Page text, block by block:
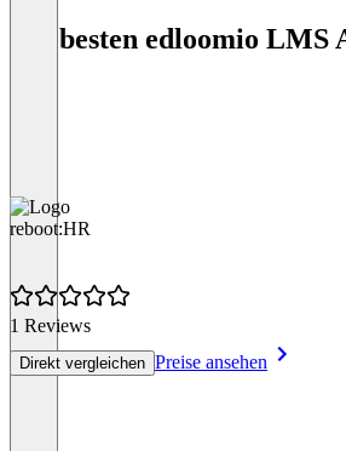
Die besten edloomio
reboot:HR
1 Reviews
Direkt vergleichen Preise ansehen